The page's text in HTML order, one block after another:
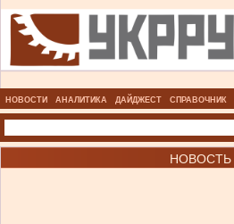
НОВОСТИ АНАЛИТИКА ДАЙДЖЕСТ СПРАВОЧНИК
НОВОСТЬ